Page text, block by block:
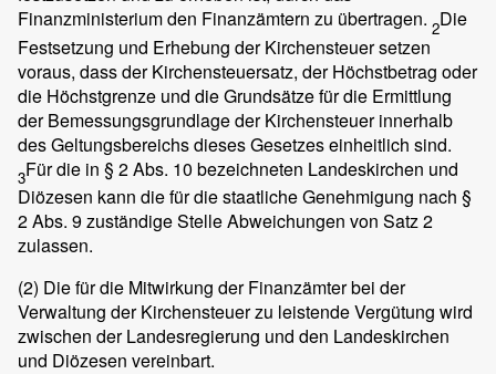
Finanzministerium den Finanzämtern zu übertragen. 2Die
Festsetzung und Erhebung der Kirchensteuer setzen
voraus, dass der Kirchensteuersatz, der Höchstbetrag oder
die Höchstgrenze und die Grundsätze für die Ermittlung
der Bemessungsgrundlage der Kirchensteuer innerhalb
des Geltungsbereichs dieses Gesetzes einheitlich sind.
3Für die in § 2 Abs. 10 bezeichneten Landeskirchen und
Diözesen kann die für die staatliche Genehmigung nach §
2 Abs. 9 zuständige Stelle Abweichungen von Satz 2
zulassen.
(2) Die für die Mitwirkung der Finanzämter bei der
Verwaltung der Kirchensteuer zu leistende Vergütung wird
zwischen der Landesregierung und den Landeskirchen
und Diözesen vereinbart.